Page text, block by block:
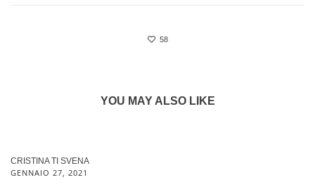
58
YOU MAY ALSO LIKE
CRISTINA TI SVENA
GENNAIO 27, 2021